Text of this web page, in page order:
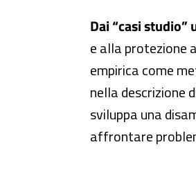
Dai “casi studio”
e alla protezione
empirica come
nella descrizione
sviluppa una
affrontare